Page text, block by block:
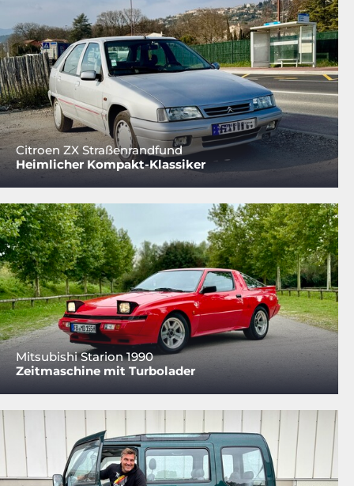
Citroen ZX Straßenrandfund
Heimlicher Kompakt-Klassiker
Mitsubishi Starion 1990
Zeitmaschine mit Turbolader